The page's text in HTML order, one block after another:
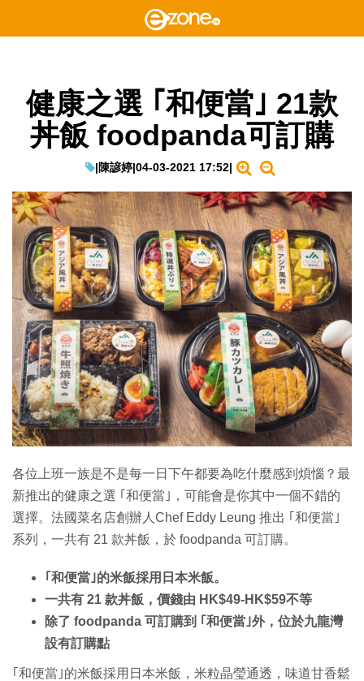
健康之選 ｢和便當｣ 21款
丼飯 foodpanda可訂購
|陳諺婷|04-03-2021 17:52|
各位上班一族是不是每一日下午都要為吃什麼感到煩惱？最
新推出的健康之選 ｢和便當｣，可能會是你其中一個不錯的
選擇。法國菜名店創辦人Chef Eddy Leung 推出 ｢和便當｣
系列，一共有 21 款丼飯，於 foodpanda 可訂購。
｢和便當｣的米飯採用日本米飯。
一共有 21 款丼飯，價錢由 HK$49-HK$59不等
除了 foodpanda 可訂購到 ｢和便當｣外，位於九龍灣
設有訂購點
｢和便當｣的米飯採用日本米飯，米粒晶瑩通透，味道甘香鬆